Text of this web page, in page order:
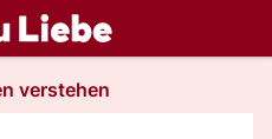
verstehen